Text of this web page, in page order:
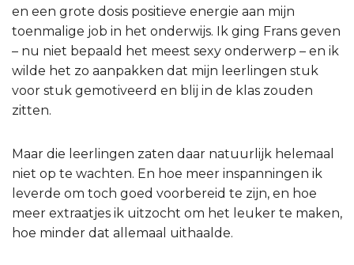
en een grote dosis positieve energie aan mijn
toenmalige job in het onderwijs. Ik ging Frans geven
– nu niet bepaald het meest sexy onderwerp – en ik
wilde het zo aanpakken dat mijn leerlingen stuk
voor stuk gemotiveerd en blij in de klas zouden
zitten.
Maar die leerlingen zaten daar natuurlijk helemaal
niet op te wachten. En hoe meer inspanningen ik
leverde om toch goed voorbereid te zijn, en hoe
meer extraatjes ik uitzocht om het leuker te maken,
hoe minder dat allemaal uithaalde.